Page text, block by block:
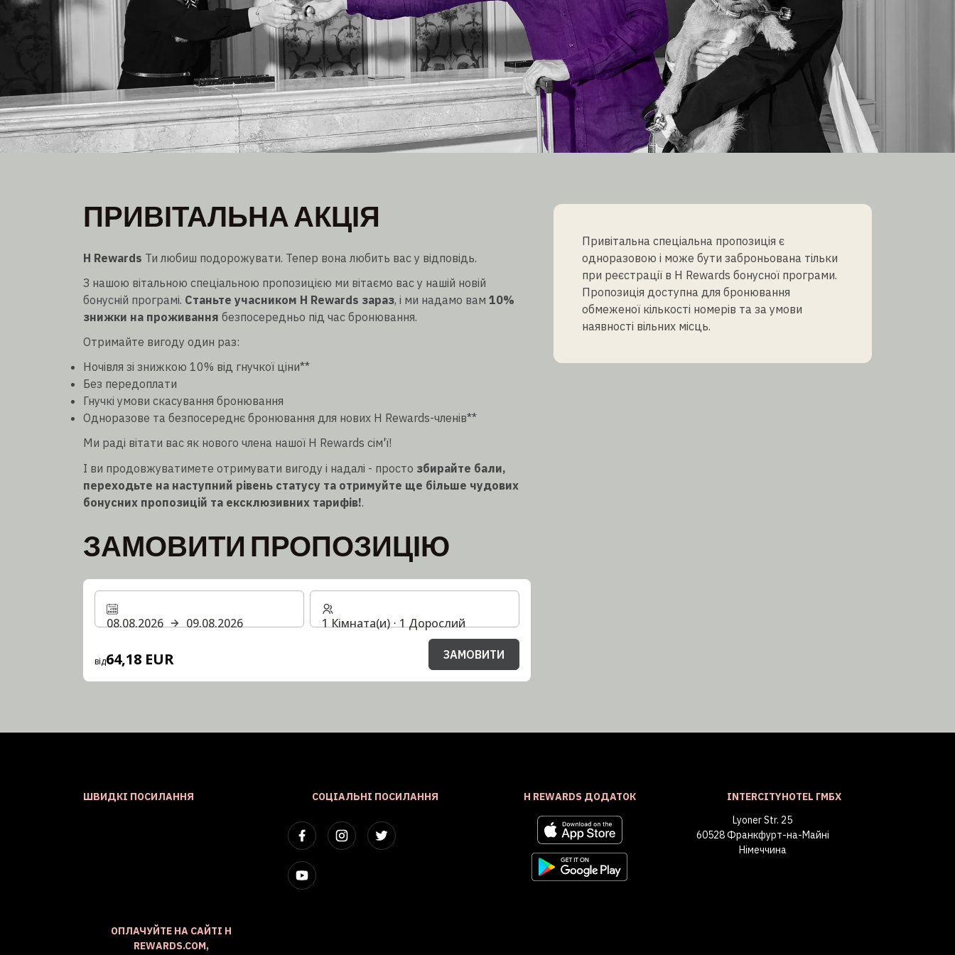
10% знижка
Одноразова та доступна безпосередньо для нових учасників H Rewards учасникам
ПРИВІТАЛЬНА АКЦІЯ
H Rewards Ти любиш подорожувати. Тепер вона любить вас у відповідь.
З нашою вітальною спеціальною пропозицією ми вітаємо вас у нашій новій
бонусній програмі. Станьте учасником H Rewards зараз, і ми надамо вам 10%
знижки на проживання безпосередньо під час бронювання.
Отримайте вигоду один раз:
Ночівля зі знижкою 10% від гнучкої ціни**
Без передоплати
Гнучкі умови скасування бронювання
Одноразове та безпосереднє бронювання для нових H Rewards-членів**
Ми раді вітати вас як нового члена нашої H Rewards сім'ї!
І ви продовжуватимете отримувати вигоду і надалі - просто збирайте бали,
переходьте на наступний рівень статусу та отримуйте ще більше чудових
бонусних пропозицій та ексклюзивних тарифів!.
ЗАМОВИТИ ПРОПОЗИЦІЮ
08.08.2026 09.08.2026
від64,18 EUR
1 Кімната(и) ⋅ 1 Дорослий
ЗАМОВИТИ
Привітальна спеціальна пропозиція є
одноразовою і може бути заброньована тільки
при реєстрації в H Rewards бонусної програми.
Пропозиція доступна для бронювання
обмеженої кількості номерів та за умови
наявності вільних місць.
ШВИДКІ ПОСИЛАННЯ СОЦІАЛЬНІ ПОСИЛАННЯ H REWARDS ДОДАТОК
INTERCITYHOTEL ГМБХ
Lyoner Str. 25
60528 Франкфурт-на-Майні
Німеччина
ОПЛАЧУЙТЕ НА САЙТІ H
REWARDS.COM,